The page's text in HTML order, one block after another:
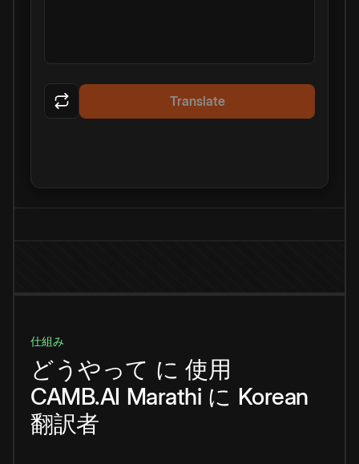
Translate
仕組み
どうやって に 使用
CAMB.AI Marathi に Korean
翻訳者